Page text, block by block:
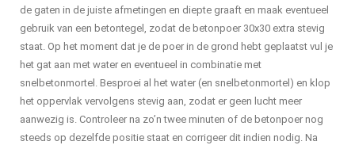
de gaten in de juiste afmetingen en diepte graaft en maak eventueel
gebruik van een betontegel, zodat de betonpoer 30x30 extra stevig
staat. Op het moment dat je de poer in de grond hebt geplaatst vul je
het gat aan met water en eventueel in combinatie met
snelbetonmortel. Besproei al het water (en snelbetonmortel) en klop
het oppervlak vervolgens stevig aan, zodat er geen lucht meer
aanwezig is. Controleer na zo’n twee minuten of de betonpoer nog
steeds op dezelfde positie staat en corrigeer dit indien nodig. Na